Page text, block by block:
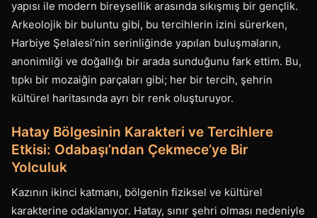
yapısı ile modern bireysellik arasında sıkışmış bir gençlik.
Arkeolojik bir buluntu gibi, bu tercihlerin izini sürerken,
Harbiye Şelalesi’nin serinliğinde yapılan buluşmaların,
anonimliği ve doğallığı bir arada sunduğunu fark ettim. Bu,
tıpkı bir mozaiğin parçaları gibi; her bir tercih, şehrin
kültürel haritasında ayrı bir renk oluşturuyor.
Hatay Bölgesinin Karakteri ve Tercihlere
Etkisi: Odabaşı’ndan Çekmece’ye Bir
Yolculuk
Kazının ikinci katmanı, bölgenin fiziksel ve kültürel
karakterine odaklanıyor. Hatay, sınır şehri olması nedeniyle